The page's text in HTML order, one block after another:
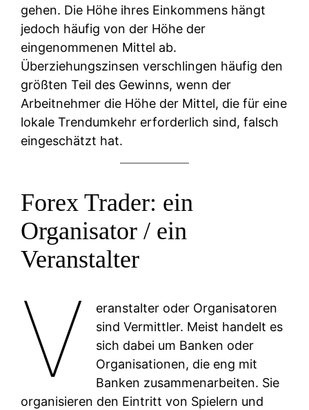
gehen. Die Höhe ihres Einkommens hängt
jedoch häufig von der Höhe der
eingenommenen Mittel ab.
Überziehungszinsen verschlingen häufig den
größten Teil des Gewinns, wenn der
Arbeitnehmer die Höhe der Mittel, die für eine
lokale Trendumkehr erforderlich sind, falsch
eingeschätzt hat.
Forex Trader: ein
Organisator / ein
Veranstalter
V
eranstalter oder Organisatoren
sind Vermittler. Meist handelt es
sich dabei um Banken oder
Organisationen, die eng mit
Banken zusammenarbeiten. Sie
organisieren den Eintritt von Spielern und